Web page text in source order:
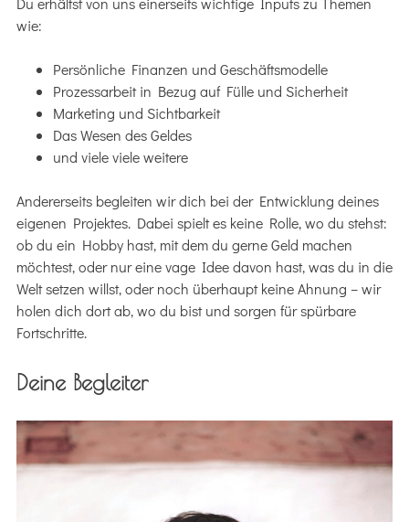
wie:
Persönliche Finanzen und Geschäftsmodelle
Prozessarbeit in Bezug auf Fülle und Sicherheit
Marketing und Sichtbarkeit
Das Wesen des Geldes
und viele viele weitere
Andererseits begleiten wir dich bei der Entwicklung deines
eigenen Projektes. Dabei spielt es keine Rolle, wo du stehst:
ob du ein Hobby hast, mit dem du gerne Geld machen
möchtest, oder nur eine vage Idee davon hast, was du in die
Welt setzen willst, oder noch überhaupt keine Ahnung – wir
holen dich dort ab, wo du bist und sorgen für spürbare
Fortschritte.
Deine Begleiter